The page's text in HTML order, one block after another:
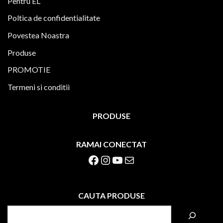
Poltica de confidentialitate
Povestea Noastra
Produse
PROMOTIE
Termeni si conditii
PRODUSE
RAMAI CONECTAT
Facebook Instagram YouTube Mail
CAUTA PRODUSE